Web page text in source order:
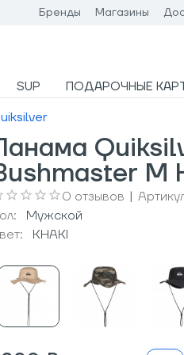
Бренды Магазины
SUP ПОДАРОЧНЫЕ
M
0 отзывов |
Мужcкой
KHAKI